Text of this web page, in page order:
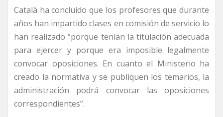
Català ha concluido que los profesores que durante
años han impartido clases en comisión de servicio lo
han realizado “porque tenían la titulación adecuada
para ejercer y porque era imposible legalmente
convocar oposiciones. En cuanto el Ministerio ha
creado la normativa y se publiquen los temarios, la
administración podrá convocar las oposiciones
correspondientes”.